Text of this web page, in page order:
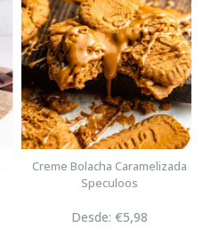
Creme Bolacha Caramelizada
Speculoos
Desde: €5,98